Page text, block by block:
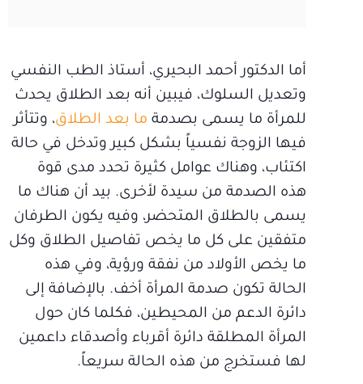
أما الدكتور أحمد البحيري، أستاذ الطب النفسي
وتعديل السلوك، فيبين أنه بعد الطلاق يحدث
للمرأة ما يسمى بصدمة ما بعد الطلاق، وتتأثر
فيها الزوجة نفسياً بشكل كبير وتدخل في حالة
اكتئاب، وهناك عوامل كثيرة تحدد مدى قوة
هذه الصدمة من سيدة لأخرى. بيد أن هناك ما
يسمى بالطلاق المتحضر، وفيه يكون الطرفان
متفقين على كل ما يخص تفاصيل الطلاق وكل
ما يخص الأولاد من نفقة ورؤية، وفي هذه
الحالة تكون صدمة المرأة أخف. بالإضافة إلى
دائرة الدعم من المحيطين، فكلما كان حول
المرأة المطلقة دائرة أقرباء وأصدقاء داعمين
لها فستخرج من هذه الحالة سريعاً.